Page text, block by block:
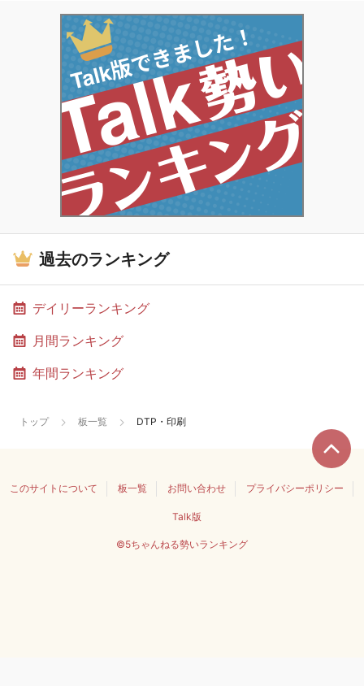
過去のランキング
デイリーランキング
月間ランキング
年間ランキング
トップ 板一覧 DTP・印刷
このサイトについて 板一覧 お問い合わせ プライバシーポリシー
Talk版
©5ちゃんねる勢いランキング